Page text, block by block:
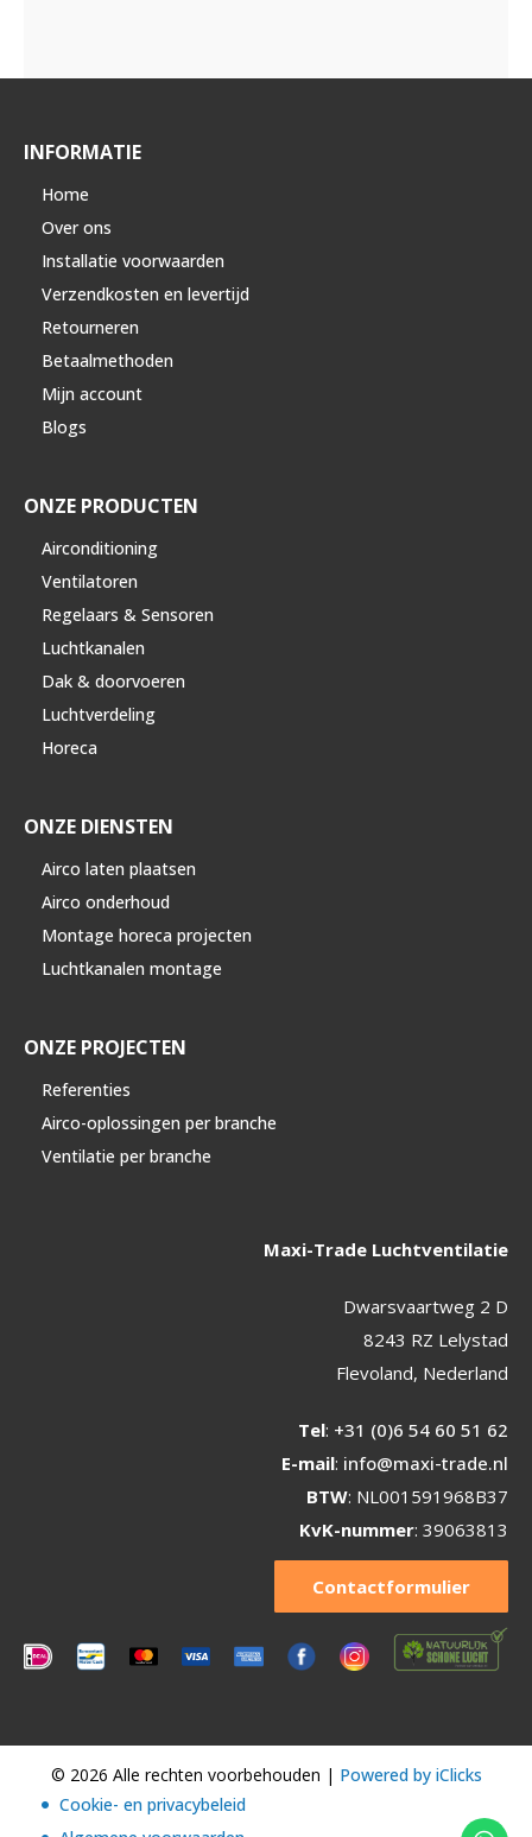
INFORMATIE
Home
Over ons
Installatie voorwaarden
Verzendkosten en levertijd
Retourneren
Betaalmethoden
Mijn account
Blogs
ONZE PRODUCTEN
Airconditioning
Ventilatoren
Regelaars & Sensoren
Luchtkanalen
Dak & doorvoeren
Luchtverdeling
Horeca
ONZE DIENSTEN
Airco laten plaatsen
Airco onderhoud
Montage horeca projecten
Luchtkanalen montage
ONZE PROJECTEN
Referenties
Airco-oplossingen per branche
Ventilatie per branche
Maxi-Trade Luchtventilatie
Dwarsvaartweg 2 D
8243 RZ Lelystad
Flevoland, Nederland
Tel: +31 (0)6 54 60 51 62
E-mail: info@maxi-trade.nl
BTW: NL001591968B37
KvK-nummer: 39063813
Contactformulier
© 2026 Alle rechten voorbehouden | Powered by iClicks
Cookie- en privacybeleid